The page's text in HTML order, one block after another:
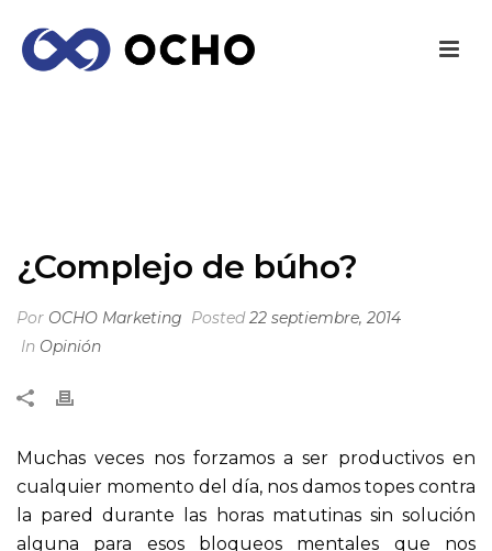
¿Complejo de búho?
Por OCHO Marketing Posted22 septiembre, 2014
In Opinión
Muchas veces nos forzamos a ser productivos en
cualquier momento del día, nos damos topes contra
la pared durante las horas matutinas sin solución
alguna para esos bloqueos mentales que nos